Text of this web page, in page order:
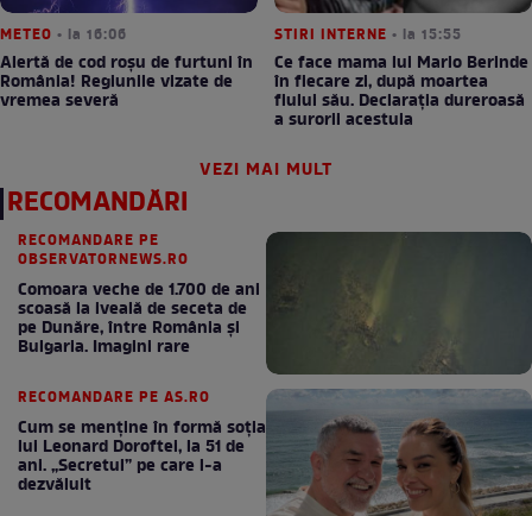
METEO • la 16:06
Alertă de cod roșu de furtuni în
România! Regiunile vizate de
vremea severă
STIRI INTERNE • la 15:55
Ce face mama lui Mario Berinde
în fiecare zi, după moartea
fiului său. Declarația dureroasă
a surorii acestuia
VEZI MAI MULT
RECOMANDĂRI
RECOMANDARE PE
OBSERVATORNEWS.RO
Comoara veche de 1.700 de ani
scoasă la iveală de seceta de
pe Dunăre, între România şi
Bulgaria. Imagini rare
RECOMANDARE PE AS.RO
Cum se menţine în formă soţia
lui Leonard Doroftei, la 51 de
ani. „Secretul” pe care l-a
dezvăluit